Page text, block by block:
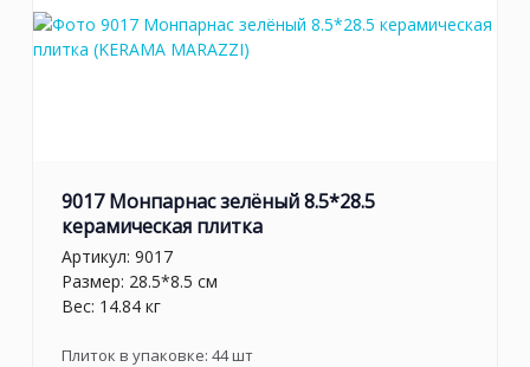
9017 Монпарнас зелёный 8.5*28.5
керамическая плитка
Артикул: 9017
Размер: 28.5*8.5 см
Вес: 14.84 кг
Плиток в упаковке: 44шт